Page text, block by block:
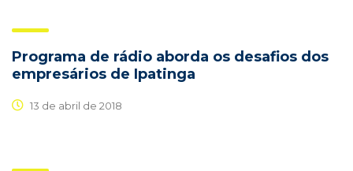
Programa de rádio aborda os desafios dos
empresários de Ipatinga
13 de abril de 2018